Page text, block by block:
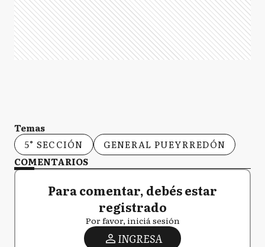
Temas
5° SECCIÓN
GENERAL PUEYRREDÓN
COMENTARIOS
Para comentar, debés estar
registrado
Por favor, iniciá sesión
INGRESA